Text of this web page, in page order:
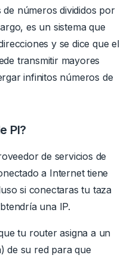
números divididos por
es un sistema que
y se dice que el
transmitir mayores
infinitos números de
PI?
de servicios de
a Internet tiene
si conectaras tu taza
una IP.
tu router asigna a un
de su red para que